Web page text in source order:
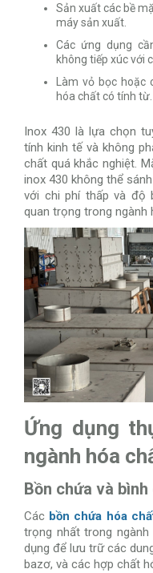
Sản xuất các bề
máy sản xuất.
Các ứng dụng
không tiếp xúc với
Làm vỏ bọc
hóa chất có tính từ.
Inox 430 là lựa chọn
tính kinh tế và không
chất quá khắc nghiệt.
inox 430 không thể
với chi phí thấp và độ
quan trọng trong ngành
Ứng dụng
ngành hóa
Bồn chứa và
Các bồn chứa hóa
trọng nhất trong
dụng để lưu trữ các
bazơ, và các hợp chất